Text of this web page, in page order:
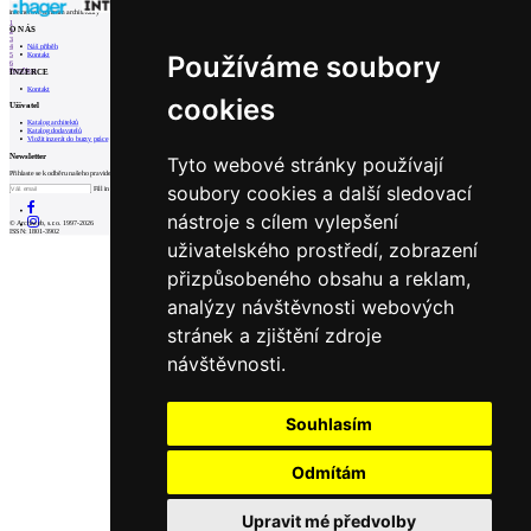
Používáme soubory
cookies
Tyto webové stránky používají
soubory cookies a další sledovací
nástroje s cílem vylepšení
uživatelského prostředí, zobrazení
přizpůsobeného obsahu a reklam,
analýzy návštěvnosti webových
stránek a zjištění zdroje
návštěvnosti.
Souhlasím
Odmítám
Upravit mé předvolby
1
2
3
4
5
6
PrevNext
internetové centrum architektury
O NÁS
Náš příběh
Kontakt
INZERCE
Kontakt
Uživatel
Katalog architektů
Katalog dodavatelů
Vložit inzerát do burzy práce
Newsletter
Přihlaste se k odběru našeho pravidelného týdenního newsletteru:
Fill in „nospam“
© Archiweb, s.r.o. 1997-2026
ISSN: 1801-3902